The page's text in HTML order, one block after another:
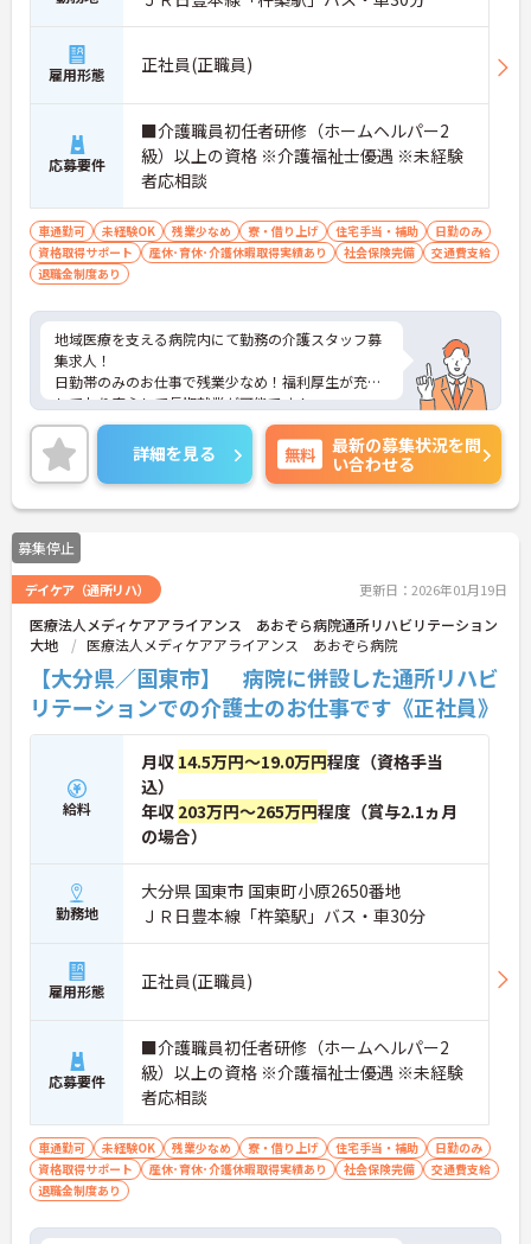
雇用形態 正社員(正職員)
応募要件
■介護職員初任者研修（ホームヘルパー2
級）以上の資格 ※介護福祉士優遇 ※未経験
者応相談
車通勤可 未経験OK 残業少なめ 寮・借り上げ 住宅手当・補助
日勤のみ
資格取得サポート
産休･育休･介護休暇取得実績あり 社会保険完備
交通費支給
退職金制度あり
地域医療を支える病院内にて勤務の介護スタッフ募
集求人！
日勤帯のみのお仕事で残業少なめ！福利厚生が充実
しており安心して長期就業が可能です！
ご興味ある方には、面接のポイントなど、さらに詳
細をお話致しますのでお気軽にご相談ください。
詳細を見る 無料
最新の募集状況を問
い合わせる
募集停止
デイケア（通所リハ） 更新日：2026年01月19日
医療法人メディケアアライアンス あおぞら病院通所リハビリテーション
大地
医療法人メディケアアライアンス あおぞら病院
【大分県／国東市】 病院に併設した通所リハビ
リテーションでの介護士のお仕事です《正社員》
給料
月収 14.5万円～19.0万円程度（資格手当
込）
年収 203万円～265万円程度（賞与2.1ヵ月
の場合）
勤務地
大分県 国東市 国東町小原2650番地
ＪＲ日豊本線「杵築駅」バス・車30分
雇用形態 正社員(正職員)
応募要件
■介護職員初任者研修（ホームヘルパー2
級）以上の資格 ※介護福祉士優遇 ※未経験
者応相談
車通勤可 未経験OK 残業少なめ 寮・借り上げ 住宅手当・補助
日勤のみ
資格取得サポート
産休･育休･介護休暇取得実績あり 社会保険完備
交通費支給
退職金制度あり